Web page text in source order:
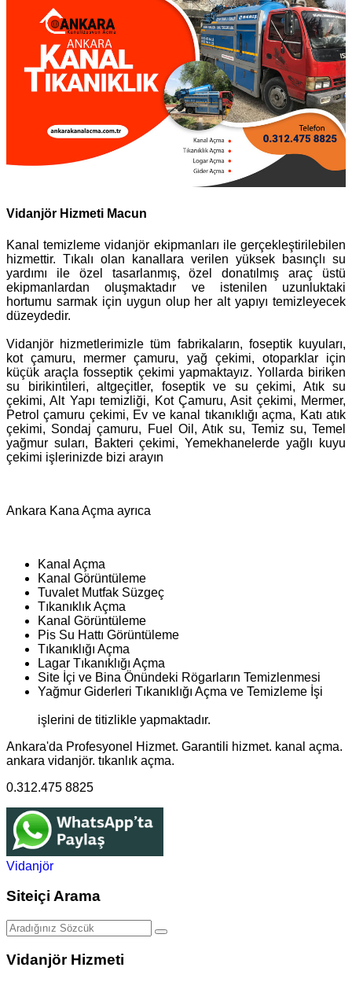
Vidanjör Hizmeti Macun
Kanal temizleme vidanjör ekipmanları ile gerçekleştirilebilen
hizmettir. Tıkalı olan kanallara verilen yüksek basınçlı su
yardımı ile özel tasarlanmış, özel donatılmış araç üstü
ekipmanlardan oluşmaktadır ve istenilen uzunluktaki
hortumu sarmak için uygun olup her alt yapıyı temizleyecek
düzeydedir.
Vidanjör hizmetlerimizle tüm fabrikaların, foseptik kuyuları,
kot çamuru, mermer çamuru, yağ çekimi, otoparklar için
küçük araçla fosseptik çekimi yapmaktayız. Yollarda biriken
su birikintileri, altgeçitler, foseptik ve su çekimi, Atık su
çekimi, Alt Yapı temizliği, Kot Çamuru, Asit çekimi, Mermer,
Petrol çamuru çekimi, Ev ve kanal tıkanıklığı açma, Katı atık
çekimi, Sondaj çamuru, Fuel Oil, Atık su, Temiz su, Temel
yağmur suları, Bakteri çekimi, Yemekhanelerde yağlı kuyu
çekimi işlerinizde bizi arayın
Ankara Kana Açma ayrıca
Kanal Açma
Kanal Görüntüleme
Tuvalet Mutfak Süzgeç
Tıkanıklık Açma
Kanal Görüntüleme
Pis Su Hattı Görüntüleme
Tıkanıklığı Açma
Lagar Tıkanıklığı Açma
Site İçi ve Bina Önündeki Rögarların Temizlenmesi
Yağmur Giderleri Tıkanıklığı Açma ve Temizleme İşi
işlerini de titizlikle yapmaktadır.
Ankara'da Profesyonel Hizmet. Garantili hizmet. kanal açma.
ankara vidanjör. tıkanlık açma.
0.312.475 8825
Vidanjör
Siteiçi Arama
Vidanjör Hizmeti